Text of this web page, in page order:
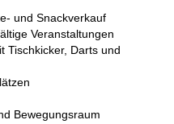
und Snackverkauf
Veranstaltungen
Tischkicker, Darts und
Bewegungsraum